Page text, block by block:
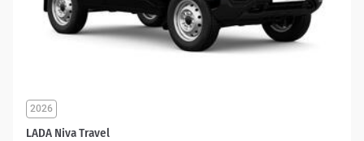
LADA Niva Travel
2026